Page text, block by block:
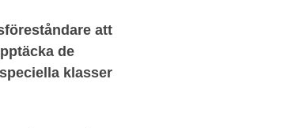
att
de
klasser